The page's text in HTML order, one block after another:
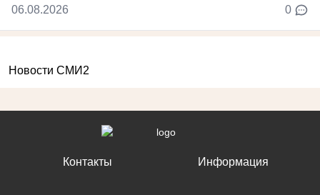
06.08.2026 0
Новости СМИ2
Контакты Информация